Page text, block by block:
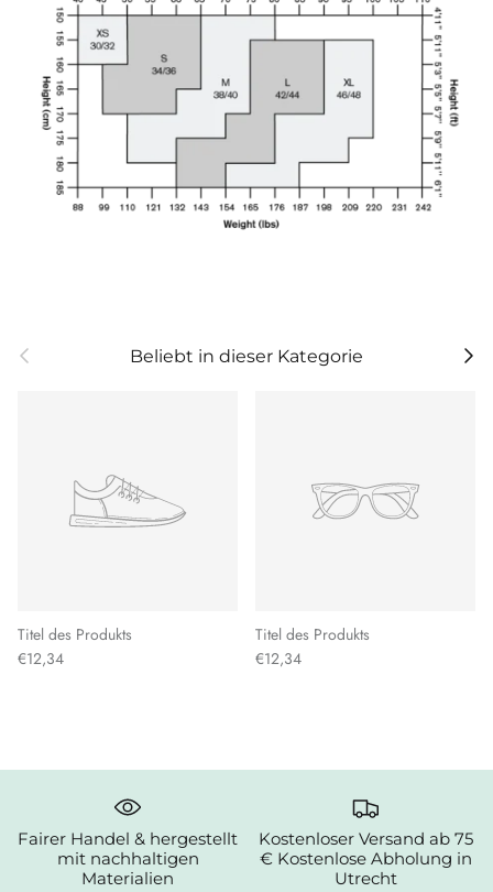
Vorherige Beliebt in dieser Kategorie
Titel des Produkts
€12,34
Titel des Produkts
€12,34
Fairer Handel & hergestellt
mit nachhaltigen
Materialien
Kostenloser Versand ab 75
€ Kostenlose Abholung in
Utrecht